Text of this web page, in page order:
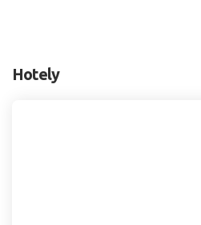
Hotely